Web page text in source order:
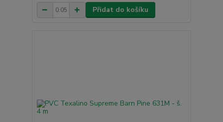
Přidat do košíku